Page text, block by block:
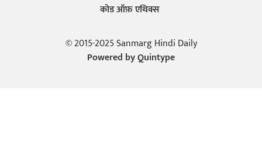
कोड ऑफ़ एथिक्स
© 2015-2025 Sanmarg Hindi Daily
Powered byQuintype